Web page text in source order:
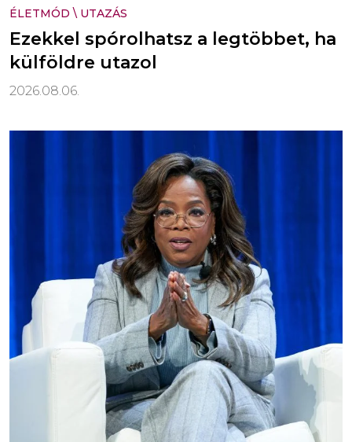
ÉLETMÓD \ UTAZÁS
Ezekkel spórolhatsz a legtöbbet, ha
külföldre utazol
2026.08.06.